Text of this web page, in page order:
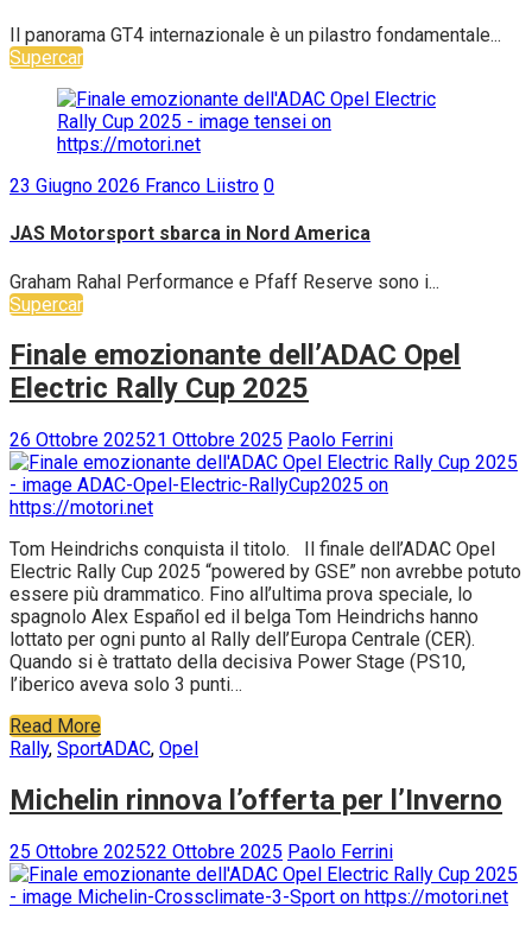
Il panorama GT4 internazionale è un pilastro fondamentale...
Supercar
23 Giugno 2026 Franco Liistro 0
JAS Motorsport sbarca in Nord America
Graham Rahal Performance e Pfaff Reserve sono i...
Supercar
Finale emozionante dell’ADAC Opel
Electric Rally Cup 2025
26 Ottobre 202521 Ottobre 2025 Paolo Ferrini
Tom Heindrichs conquista il titolo. Il finale dell’ADAC Opel
Electric Rally Cup 2025 “powered by GSE” non avrebbe potuto
essere più drammatico. Fino all’ultima prova speciale, lo
spagnolo Alex Español ed il belga Tom Heindrichs hanno
lottato per ogni punto al Rally dell’Europa Centrale (CER).
Quando si è trattato della decisiva Power Stage (PS10,
l’iberico aveva solo 3 punti…
Read More
Rally, SportADAC, Opel
Michelin rinnova l’offerta per l’Inverno
25 Ottobre 202522 Ottobre 2025 Paolo Ferrini